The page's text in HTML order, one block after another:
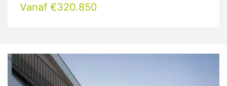
Vanaf €320.850